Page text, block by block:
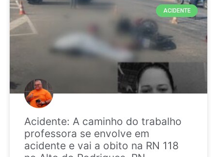
ACIDENTE
Acidente: A caminho do trabalho
professora se envolve em
acidente e vai a obito na RN 118